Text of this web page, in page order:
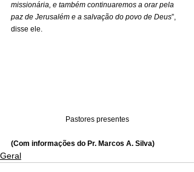
missionária, e também continuaremos a orar pela
paz de Jerusalém e a salvação do povo de Deus”,
disse ele.
Pastores presentes
(Com informações do Pr. Marcos A. Silva)
Geral